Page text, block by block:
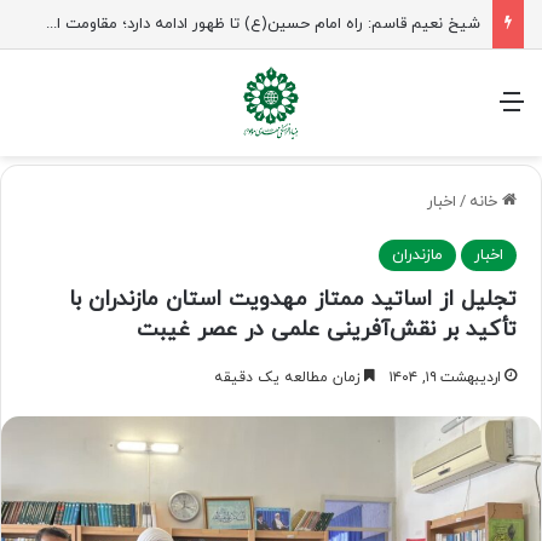
راهپیمایی اربعین، رزمایش منتظران ظهور
منو
خانه / اخبار
اخبار مازندران
تجلیل از اساتید ممتاز مهدویت استان مازندران با
تأکید بر نقش‌آفرینی علمی در عصر غیبت
اردیبهشت ۱۹, ۱۴۰۴ زمان مطالعه یک دقیقه